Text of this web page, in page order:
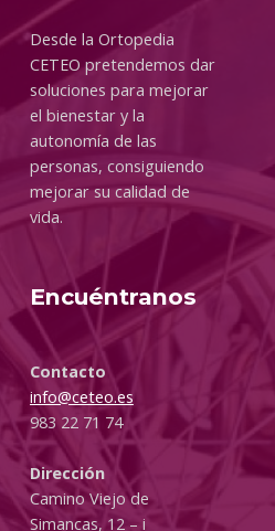
Desde la Ortopedia
CETEO pretendemos dar
soluciones para mejorar
el bienestar y la
autonomía de las
personas, consiguiendo
mejorar su calidad de
vida.
Encuéntranos
Contacto
info@ceteo.es
983 22 71 74
Dirección
Camino Viejo de
Simancas, 12 – i